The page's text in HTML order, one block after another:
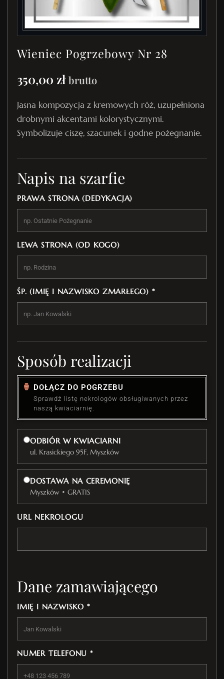
Wieniec Pogrzebowy Nr 28
350,00 zł brutto
Jasna kompozycja z kremowych róż, uzupełniona
drobnymi akcentami kolorystycznymi.
Symbolizuje ciszę, szacunek i godne pożegnanie.
Napis na szarfie
PRAWA STRONA (DEDYKACJA)
LEWA STRONA (OD KOGO)
ŚP. (IMIĘ I NAZWISKO ZMARŁEGO) *
Sposób realizacji
DOŁĄCZ DO POGRZEBU
Sprawdź listę nekrologów obsługiwanych przez
naszą kwiaciarnię.
ODBIÓR W KWIACIARNI
ul. Krasickiego 95F, Myszków
DOSTAWA NA CEREMONIĘ
Myszków • GRATIS
URL NEKROLOGU
Dane zamawiającego
IMIĘ I NAZWISKO *
NUMER TELEFONU *